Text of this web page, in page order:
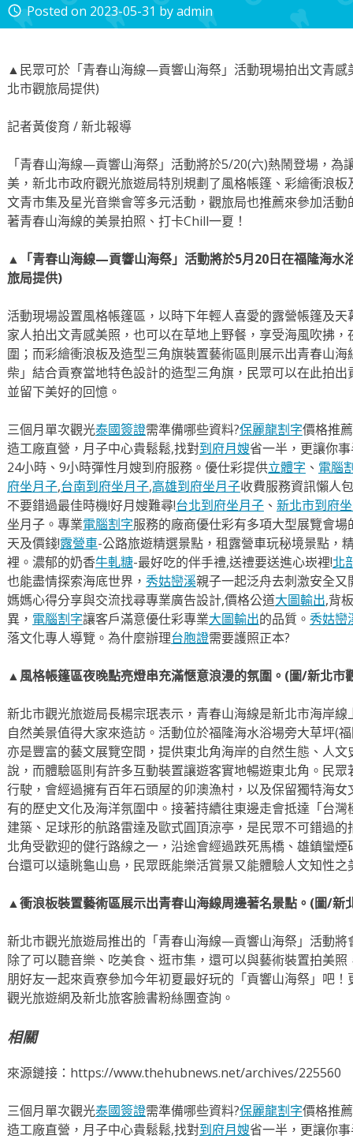
access_time Posted on 2023-05-31 byadmin
▲民眾可於「青春山海線—貢響山海祭」活動現場拍出文青感
北市觀旅局提供)
記者黃俊育 / 新北報導
「青春山海線—貢響山海祭」活動將於5/20(六)熱鬧登場，為
美，新北市政府觀光旅遊局特別規劃了風格帳篷、彩繪衝浪
文青市集及星光音樂會等多元活動，觀旅局也推薦來參加活
著青春山海線的美景拍照、打卡Chill一夏！
▲「青春山海線—貢響山海祭」活動將於5月20日在福隆海水
旅局提供)
活動現場設置風格帳篷區，以時下年輕人喜愛的露營帳篷及
家人拍出文青感美照，也可以在草地上野餐，享受海風吹拂
圍；而彩繪衝浪板及造型三角旗裝置藝術區則展示出青春山
柴」結合貢寮當地特色設計的造型三角旗，民眾可以在此拍
並留下美好的回憶。
三個月單次觀光泰國簽證需準備哪些資料?保麗龍割字價格推
造工廠直營，月子中心貴鬆鬆,找對到府月嫂省一半，更讓你
24小時、9小時彈性月嫂到府服務。優仕彩提供立體字 、 電腦
府坐月子,台南到府坐月子,高雄到府坐月子收費服務資訊懶人
不要錯過最佳時機!好月嫂難尋!台北到府坐月子、 新北市到府
坐月子。專業電腦割字服務的廠商優仕彩有多項大型展覽會場
天及價錢!露營車-公路旅遊精選景點，租露營車玩秘境景點，
裡。濃郁的奶香牛軋糖-最好吃的伴手禮,送禮要送進心崁裡!北
也能盡情探索海底世界， 秀姑巒溪親子一起泛舟去​刺激安全
媽媽心得分享與交流找尋專業廣告設計,價格公道大圖輸出,背
異， 電腦割字讓客戶滿意優仕彩專業大圖輸出的品質。 秀姑巒
落文化專人導覽。為什麼辦理台胞證需要護照正本?
▲風格帳篷區夜晚點亮燈串充滿愜意浪漫的氛圍。(圖/新北市
新北市觀光旅遊局長楊宗珉表示，青春山海線是新北市海岸
自然美景值得大家來造訪。活動位於福隆海水浴場旁大草坪(
亦是豐富的藝文展覽空間，提供東北角海岸的自然生態、人
說，而體驗區則有許多互動裝置讓遊客實地暢遊東北角。民
行駛，會經過擁有百年石頭屋的卯澳漁村，以及保留獨特海
有的歷史文化及海洋氛圍中。接著持續往東邊走會抵達「台
建築、足球形的航路雷達及歐式圓頂涼亭，是民眾不可錯過
北角受歡迎的健行路線之一，沿途會經過跌死馬橋、雄鎮蠻
台還可以遠眺龜山島，民眾既能樂活賞景又能體驗人文知性之
▲衝浪板裝置藝術區展示出青春山海線周邊著名景點。(圖/新
新北市觀光旅遊局推出的「青春山海線—貢響山海祭」活動
除了可以聽音樂、吃美食、逛市集，還可以與藝術裝置拍美
朋好友一起來貢寮參加今年初夏最好玩的「貢響山海祭」吧
觀光旅遊網及新北旅客臉書粉絲團查詢。
相關
來源鏈接：https://www.thehubnews.net/archives/225560
三個月單次觀光泰國簽證需準備哪些資料?保麗龍割字價格推
造工廠直營，月子中心貴鬆鬆,找對到府月嫂省一半，更讓你